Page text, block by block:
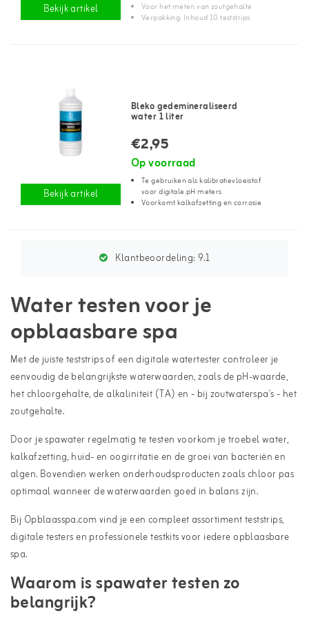
Bekijk artikel
Voor het meten van zoutgehalte
Verpakking: Inhoud 10 teststrips
Bekijk artikel
Bleko gedemineraliseerd
water 1 liter
€2,95
Op voorraad
Te gebruiken als kalibratievloeistof
voor digitale pH meters
Voorkomt kalkafzetting en corrosie
Klantbeoordeling:9.1
Water testen voor je
opblaasbare spa
Met de juiste teststrips of een digitale watertester controleer je
eenvoudig de belangrijkste waterwaarden, zoals de pH-waarde,
het chloorgehalte, de alkaliniteit (TA) en - bij zoutwaterspa's - het
zoutgehalte.
Door je spawater regelmatig te testen voorkom je troebel water,
kalkafzetting, huid- en oogirritatie en de groei van bacteriën en
algen. Bovendien werken onderhoudsproducten zoals chloor pas
optimaal wanneer de waterwaarden goed in balans zijn.
Bij Opblaasspa.com vind je een compleet assortiment teststrips,
digitale testers en professionele testkits voor iedere opblaasbare
spa.
Waarom is spawater testen zo
belangrijk?